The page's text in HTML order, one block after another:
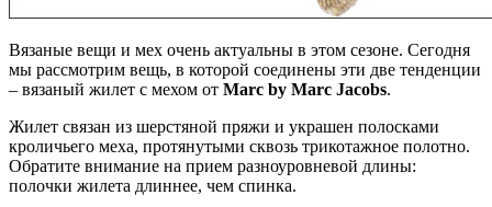
Вязаные вещи и мех очень актуальны в этом сезоне. Сегодня
мы рассмотрим вещь, в которой соединены эти две тенденции
– вязаный жилет с мехом от Marc by Marc Jacobs.
Жилет связан из шерстяной пряжи и украшен полосками
кроличьего меха, протянутыми сквозь трикотажное полотно.
Обратите внимание на прием разноуровневой длины:
полочки жилета длиннее, чем спинка.